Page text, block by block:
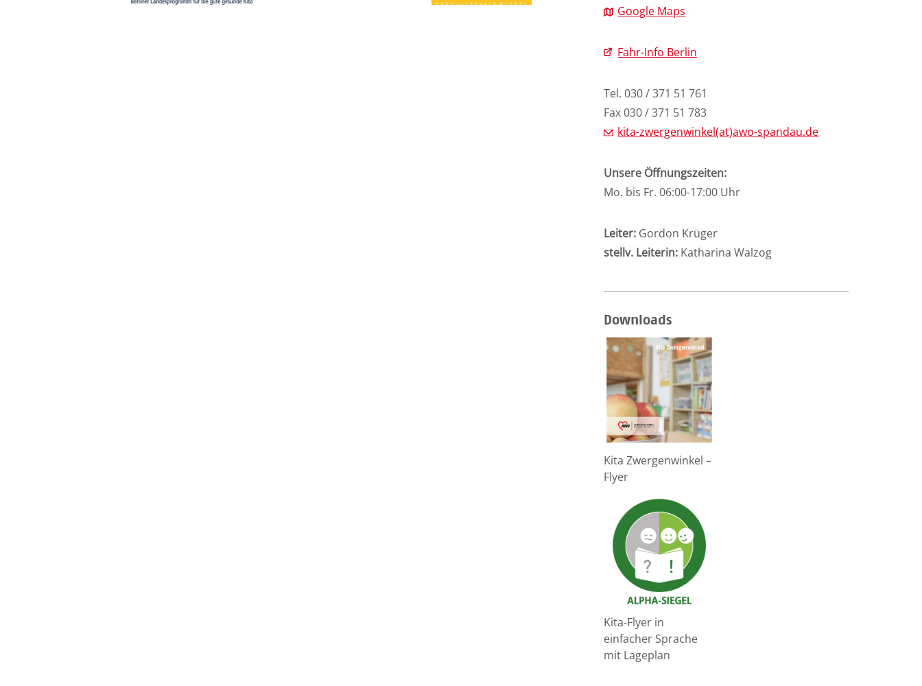
Google Maps
Fahr-Info Berlin
Tel. 030 / 371 51 761
Fax 030 / 371 51 783
kita-zwergenwinkel(at)awo-spandau.de
Unsere Öffnungszeiten:
Mo. bis Fr. 06:00-17:00 Uhr
Leiter: Gordon Krüger
stellv. Leiterin: Katharina Walzog
Downloads
Kita Zwergenwinkel –
Flyer
Kita-Flyer in
einfacher Sprache
mit Lageplan